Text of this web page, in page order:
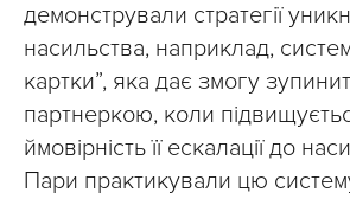
демонстрували стратегії
насильства, наприклад,
картки”, яка дає змогу
партнеркою, коли
ймовірність її ескалації до
Пари практикували цю